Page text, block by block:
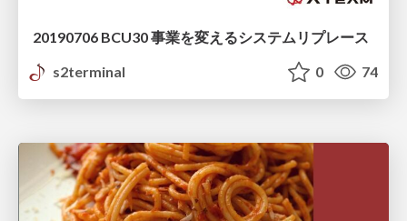
20190706 BCU30 事業を変えるシステムリプレース
s2terminal
0 74